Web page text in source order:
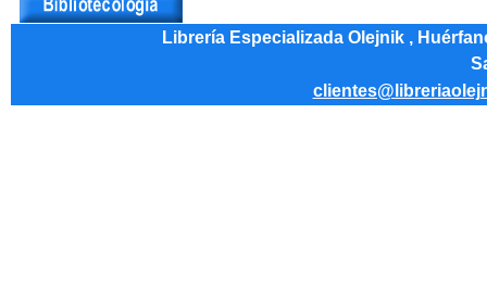
Librería Especializada Olejnik ,